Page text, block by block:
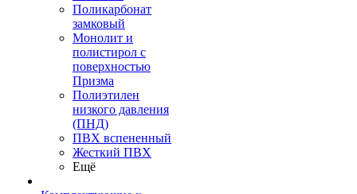
Поликарбонат
замковый
Монолит и
полистирол с
поверхностью
Призма
Полиэтилен
низкого давления
(ПНД)
ПВХ вспененный
Жесткий ПВХ
Ещё